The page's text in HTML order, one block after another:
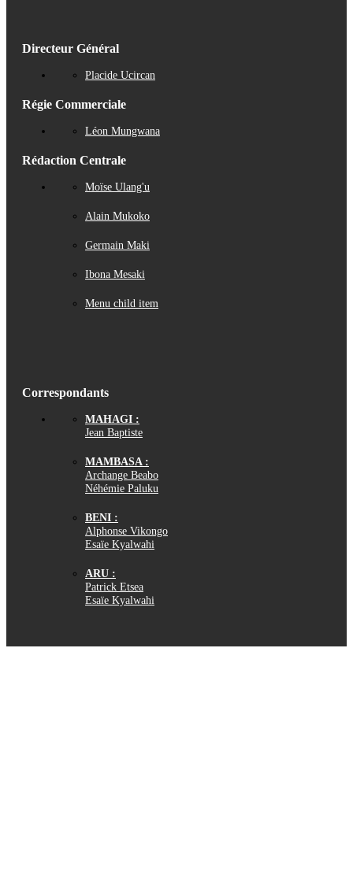
Directeur Général
Placide Ucircan
Régie Commerciale
Léon Mungwana
Rédaction Centrale
Moïse Ulang'u
Alain Mukoko
Germain Maki
Ibona Mesaki
Menu child item
Correspondants
MAHAGI :
Jean Baptiste
MAMBASA :
Archange Beabo
Néhémie Paluku
BENI :
Alphonse Vikongo
Esaïe Kyalwahi
ARU :
Patrick Etsea
Esaïe Kyalwahi